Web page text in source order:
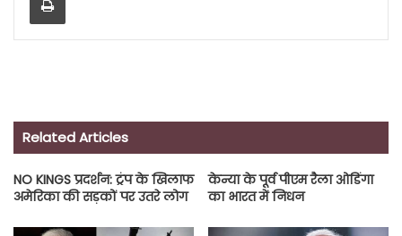
Related Articles
NO KINGS प्रदर्शन: ट्रंप के खिलाफ
अमेरिका की सड़कों पर उतरे लोग
केन्या के पूर्व पीएम रैला ओडिंगा
का भारत में निधन